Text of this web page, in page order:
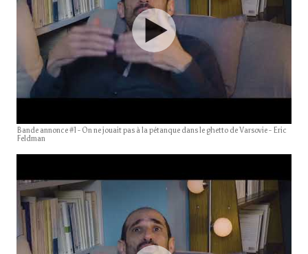
Bande annonce #1 - On ne jouait pas à la pétanque dans le ghetto de Varsovie - Eric
Feldman